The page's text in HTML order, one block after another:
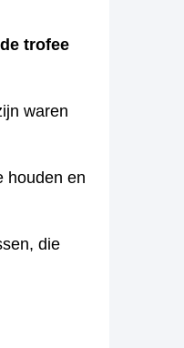
trofee
waren
houden en
die